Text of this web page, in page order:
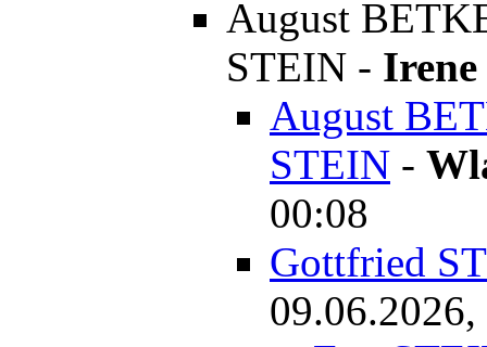
August
STEIN -
August
STEIN -
00:08
Gottfried